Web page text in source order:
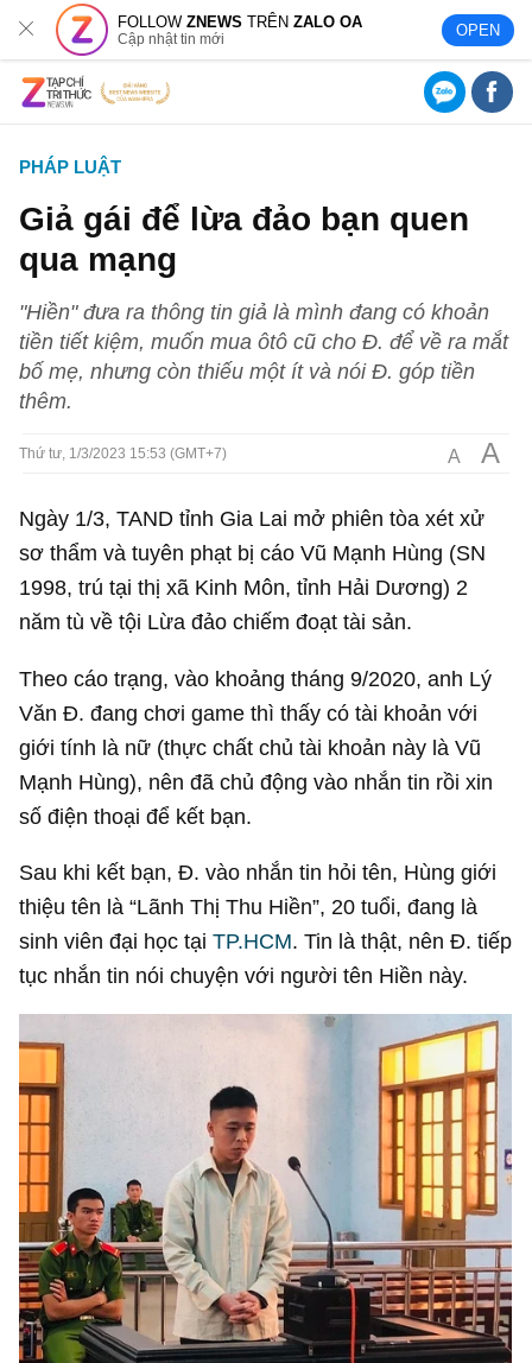
FOLLOWZNEWS TRÊNZALO OA
Cập nhật tin mới OPEN
PHÁP LUẬT
Giả gái để lừa đảo bạn quen
qua mạng
"Hiền" đưa ra thông tin giả là mình đang có khoản
tiền tiết kiệm, muốn mua ôtô cũ cho Đ. để về ra mắt
bố mẹ, nhưng còn thiếu một ít và nói Đ. góp tiền
thêm.
Thứ tư, 1/3/2023 15:53 (GMT+7) A A
Ngày 1/3, TAND tỉnh Gia Lai mở phiên tòa xét xử
sơ thẩm và tuyên phạt bị cáo Vũ Mạnh Hùng (SN
1998, trú tại thị xã Kinh Môn, tỉnh Hải Dương) 2
năm tù về tội Lừa đảo chiếm đoạt tài sản.
Theo cáo trạng, vào khoảng tháng 9/2020, anh Lý
Văn Đ. đang chơi game thì thấy có tài khoản với
giới tính là nữ (thực chất chủ tài khoản này là Vũ
Mạnh Hùng), nên đã chủ động vào nhắn tin rồi xin
số điện thoại để kết bạn.
Sau khi kết bạn, Đ. vào nhắn tin hỏi tên, Hùng giới
thiệu tên là “Lãnh Thị Thu Hiền”, 20 tuổi, đang là
sinh viên đại học tạiTP.HCM. Tin là thật, nên Đ. tiếp
tục nhắn tin nói chuyện với người tên Hiền này.